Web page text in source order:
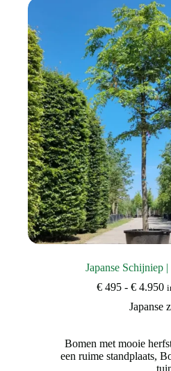
Deze
optie
kan
op
de
Japanse Schijniep
€495 - €4.950
Japanse
Bomen met mooie
een ruime standplaats,